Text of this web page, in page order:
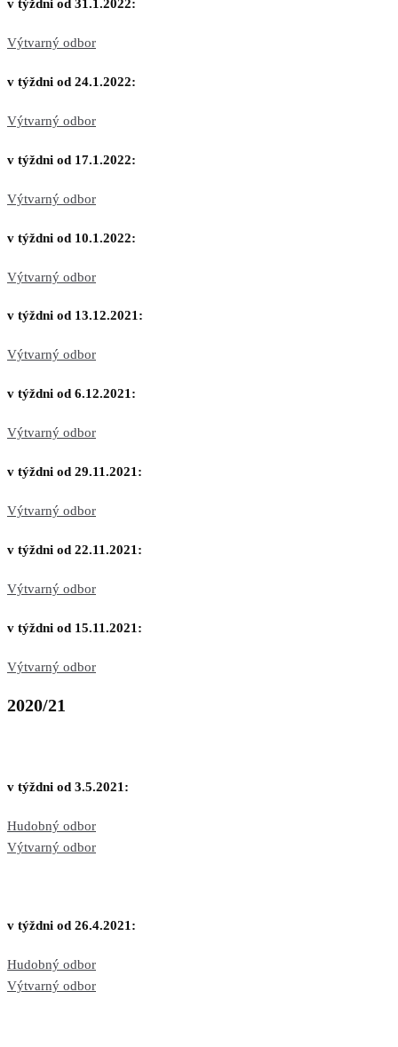
v týždni od 31.1.2022:
Výtvarný odbor
v týždni od 24.1.2022:
Výtvarný odbor
v týždni od 17.1.2022:
Výtvarný odbor
v týždni od 10.1.2022:
Výtvarný odbor
v týždni od 13.12.2021:
Výtvarný odbor
v týždni od 6.12.2021:
Výtvarný odbor
v týždni od 29.11.2021:
Výtvarný odbor
v týždni od 22.11.2021:
Výtvarný odbor
v týždni od 15.11.2021:
Výtvarný odbor
2020/21
v týždni od 3.5.2021:
Hudobný odbor
Výtvarný odbor
v týždni od 26.4.2021:
Hudobný odbor
Výtvarný odbor